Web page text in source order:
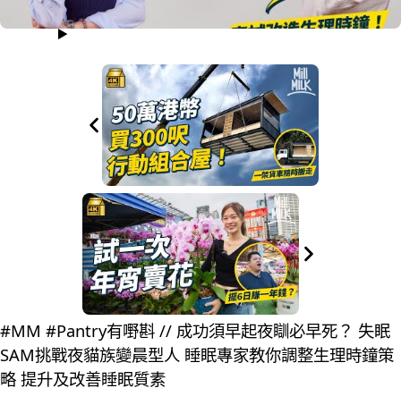
#MM #Pantry有嘢斟 // 成功須早起夜瞓必早死？ 失眠
SAM挑戰夜貓族變晨型人 睡眠專家教你調整生理時鐘策
略 提升及改善睡眠質素